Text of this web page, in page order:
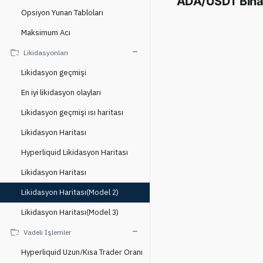
Opsiyon Yunan Tabloları
Maksimum Acı
Likidasyonları
Likidasyon geçmişi
En iyi likidasyon olayları
Likidasyon geçmişi ısı haritası
Likidasyon Haritası
Hyperliquid Likidasyon Haritası
Likidasyon Haritası
Likidasyon Haritası(Model 2)
Likidasyon Haritası(Model 3)
Vadeli İşlemler
Hyperliquid Uzun/Kısa Trader Oranı